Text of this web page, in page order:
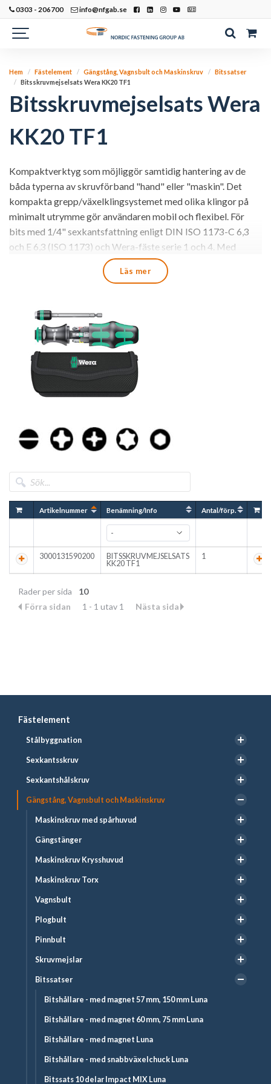
0303 - 206700 info@nfgab.se
Fästelement
Stålbyggnation
Sexkantsskruv
Sexkantshålskruv
Gängstång, Vagnsbult och Maskinskruv
Maskinskruv med spårhuvud
Gängstänger
Maskinskruv Krysshuvud
Maskinskruv Torx
Vagnsbult
Plogbult
Pinnbult
Skruvmejslar
Bitssatser
Bitshållare - med magnet 57 mm, 150 mm Luna
Bitshållare - med magnet 60 mm, 75 mm Luna
Bitshållare - med magnet Luna
Bitshållare - med snabbväxelchuck Luna
Bitssats 10 delar Impact MIX Luna
Hem Fästelement Gängstång, Vagnsbult och Maskinskruv
Bitssatser
Bitsskruvmejselsats Wera KK20 TF1
Bitsskruvmejselsats Wera
KK20 TF1
Kompaktverktyg som möjliggör samtidig hantering av de
båda typerna av skruvförband "hand" eller "maskin". Det
kompakta grepp/växelklingsystemet med olika klingor på
minimalt utrymme gör användaren mobil och flexibel. För
bits med 1/4" sexkantsfattning enligt DIN ISO 1173-C 6,3
och E 6,3 (ISO 1173) och Wera-fäste serie 1 och 4. Med
anslutningsdel, bajonett, Rapidaptor-teknik. Kraftform-
grepp, med rullstopp, flerkomponents, för ergonomiskt
ersätter en 6-delars skruvmejselsats och reducerar den
nödvändiga utrustningen till ett minimum. Det är enkelt att
identifiera bitsens profil och storlek med Weras
verktygsväljare "Take it easy" med färgkodning och
lättavläst märkning.
Läs mer
Artikelnummer Benämning/Info Antal/förp.
3000131590200
BITSSKRUVMEJSELSATS
KK20 TF1
1
Rader per sida
10
Förra sidan
1 - 1 utav 1 Nästa sida